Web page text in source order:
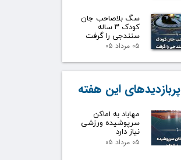
سگ بلاصاحب جان
کودک ۳ ساله
سنندجی را گرفت
۰۵ مرداد ۰۵
مهاباد به اماکن
سرپوشیده ورزشی
نیاز دارد
۰۵ مرداد ۰۵
پربازدیدهای این هفته